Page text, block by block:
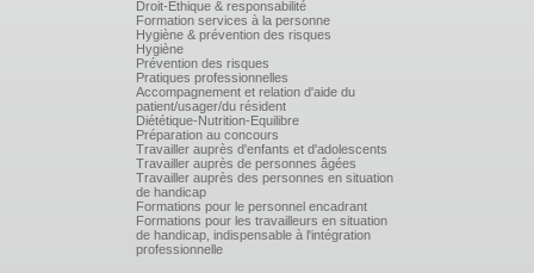
2ème jour et 3ème jours
CORRIGÉ DE L'ANALYSE DE SITUATION
PROFESSIONNELLE
Difficultés ressenties par les participants
Déroulement de la méthodologie
Mode participatif
Corrigé : étape par étape
APPORTS PONCTUELS COMPLÉMENTAIRES
SI NÉCESSAIRE SUR LES ÉTAPES DE
Droit-Ethique & responsabilité
Formation services à la personne
Hygiène & prévention des risques
Hygiène
Prévention des risques
Pratiques professionnelles
Accompagnement et relation d'aide du
patient/usager/du résident
Diététique-Nutrition-Equilibre
Préparation au concours
Travailler auprès d'enfants et d'adolescents
Travailler auprès de personnes âgées
Travailler auprès des personnes en situation
de handicap
Formations pour le personnel encadrant
Formations pour les travailleurs en situation
de handicap, indispensable à l'intégration
professionnelle